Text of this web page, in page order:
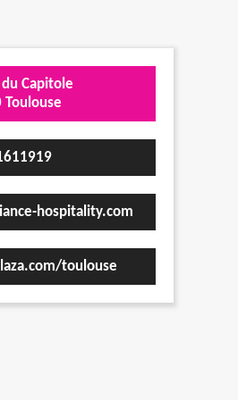
Capitole
Toulouse
hospitality.com
toulouse